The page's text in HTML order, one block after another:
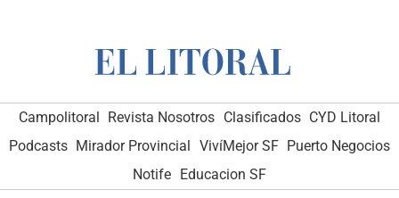
Campolitoral Revista Nosotros Clasificados CYD Litoral
Podcasts Mirador Provincial VivíMejor SF Puerto Negocios
Notife
Educacion SF